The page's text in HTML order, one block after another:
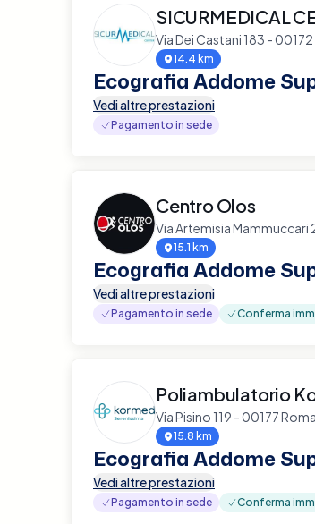
SICURMEDICAL
Via Dei Castani 183 -
14.4 km
Ecografia Addome
Vedi altre prestazioni
Pagamento in sede
Centro Olos
Via Artemisia
15.1 km
Ecografia Addome
Vedi altre prestazioni
Pagamento in sede Conferma
Poliambulatorio
Via Pisino 119 - 00177 Roma
15.8 km
Ecografia Addome
Vedi altre prestazioni
Pagamento in sede Conferma